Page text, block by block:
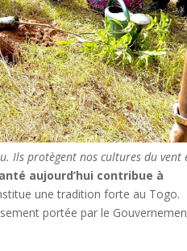
Ils protègent nos cultures du vent
aujourd’hui contribue à
une tradition forte au Togo.
portée par le